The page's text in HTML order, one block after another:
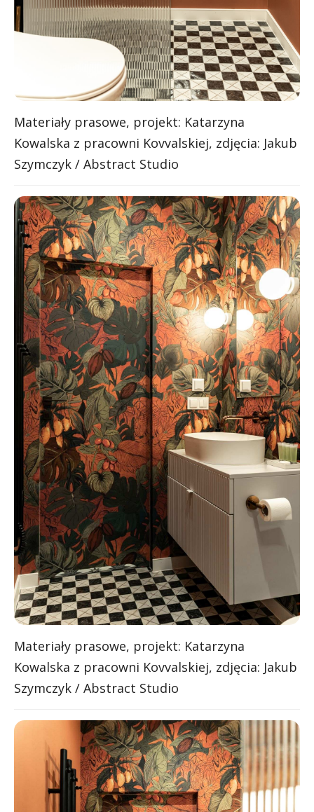
Materiały prasowe, projekt: Katarzyna
Kowalska z pracowni Kovvalskiej, zdjęcia: Jakub
Szymczyk / Abstract Studio
Materiały prasowe, projekt: Katarzyna
Kowalska z pracowni Kovvalskiej, zdjęcia: Jakub
Szymczyk / Abstract Studio